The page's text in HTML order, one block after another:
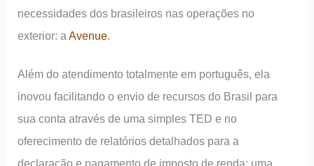
necessidades dos brasileiros nas operações no
exterior: a Avenue
Além do atendimento totalmente em português, ela
inovou facilitando o envio de recursos do Brasil para
sua conta através de uma simples TED e no
oferecimento de relatórios detalhados para a
declaração e pagamento de imposto de renda: uma